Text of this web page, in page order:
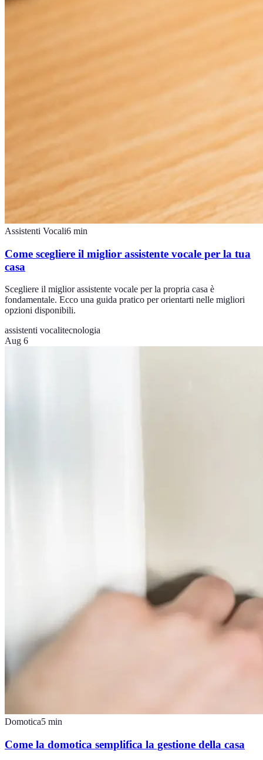
Assistenti Vocali6 min
Come scegliere il miglior assistente vocale per la tua
casa
Scegliere il miglior assistente vocale per la propria casa è
fondamentale. Ecco una guida pratico per orientarti nelle migliori
opzioni disponibili.
assistenti vocalitecnologia
Aug 6
Domotica5 min
Come la domotica semplifica la gestione della casa